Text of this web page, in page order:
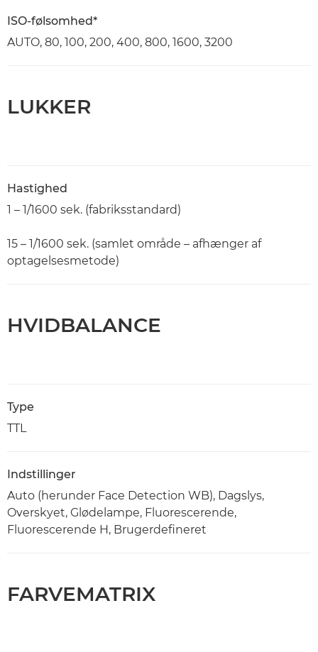
ISO-følsomhed*
AUTO, 80, 100, 200, 400, 800, 1600, 3200
LUKKER
Hastighed
1 – 1/1600 sek. (fabriksstandard)
15 – 1/1600 sek. (samlet område – afhænger af
optagelsesmetode)
HVIDBALANCE
Type
TTL
Indstillinger
Auto (herunder Face Detection WB), Dagslys,
Overskyet, Glødelampe, Fluorescerende,
Fluorescerende H, Brugerdefineret
FARVEMATRIX